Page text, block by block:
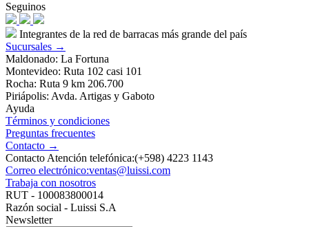
Seguinos
Integrantes de la red de barracas más grande del país
Sucursales →
Maldonado: La Fortuna
Montevideo: Ruta 102 casi 101
Rocha: Ruta 9 km 206.700
Piriápolis: Avda. Artigas y Gaboto
Ayuda
Términos y condiciones
Preguntas frecuentes
Contacto →
Contacto Atención telefónica:(+598) 4223 1143
Correo electrónico:ventas@luissi.com
Trabaja con nosotros
RUT - 100083800014
Razón social - Luissi S.A
Newsletter